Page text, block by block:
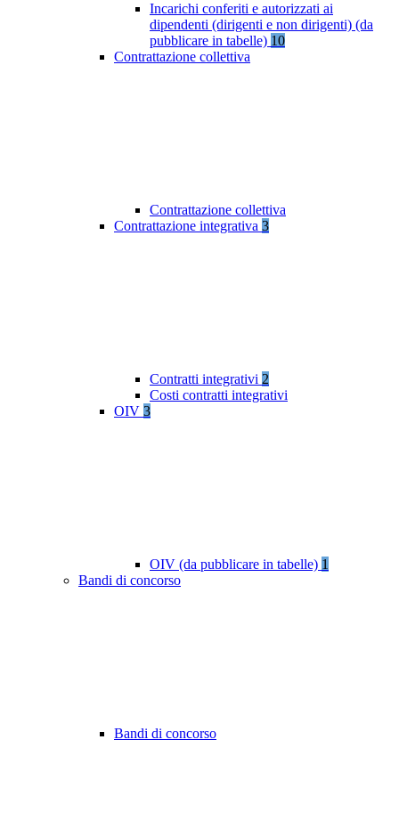
Incarichi conferiti e autorizzati ai
dipendenti (dirigenti e non dirigenti) (da
pubblicare in tabelle) 10
Contrattazione collettiva
Contrattazione collettiva
Contrattazione integrativa 3
Contratti integrativi 2
Costi contratti integrativi
OIV 3
OIV (da pubblicare in tabelle) 1
Bandi di concorso
Bandi di concorso